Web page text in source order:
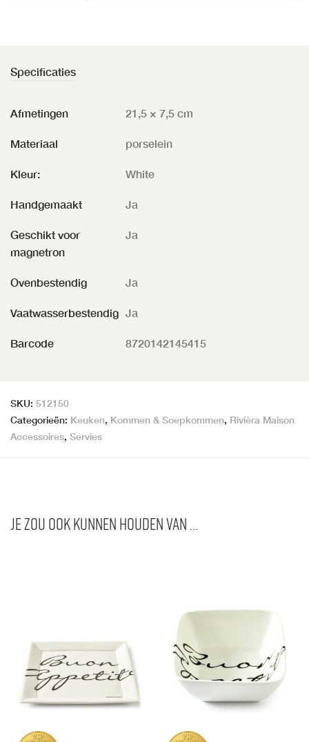
Specificaties
Afmetingen 21,5 × 7,5 cm
Materiaal porselein
Kleur: White
Handgemaakt Ja
Geschikt voor
magnetron
Ja
Ovenbestendig Ja
Vaatwasserbestendig Ja
Barcode 8720142145415
SKU: 512150
Categorieën: Keuken, Kommen & Soepkommen, Rivièra Maison
Accessoires, Servies
Je zou ook kunnen houden van …